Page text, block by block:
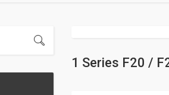
1 Series F20 /